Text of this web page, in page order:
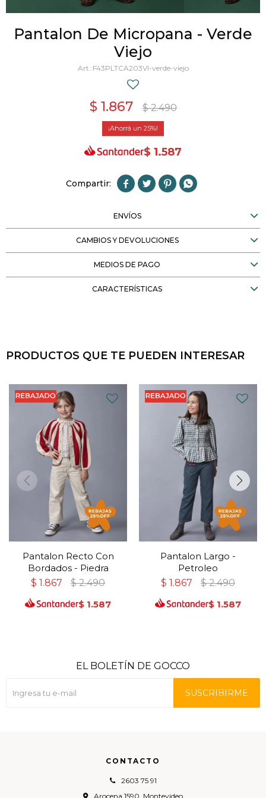
Pantalon De Micropana - Verde
Viejo
F43PLTCA203VI-verde-viejo
$ 1.867 $ 2.490
25
$ 1.587
   
ENVÍOS
CAMBIOS Y DEVOLUCIONES
MEDIOS DE PAGO
CARACTERÍSTICAS
PRODUCTOS QUE TE PUEDEN INTERESAR
Pantalon Recto Con
Bordados - Piedra
$ 1.867 $ 2.490
$ 1.587
Pantalon Largo -
Petroleo
$ 1.867 $ 2.490
$ 1.587
CONTACTO
2603 75 91
Arocena 1590, Montevideo
EL BOLETÍN DE GOCCO
SUSCRIBIRME